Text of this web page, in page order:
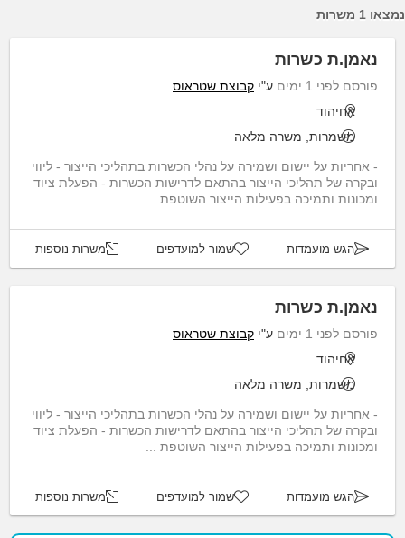
נמצאו 1 משרות
נאמן.ת כשרות
פורסם לפני 1 ימים ע"י קבוצת שטראוס
אחיהוד
משמרות, משרה מלאה
- אחריות על יישום ושמירה על נהלי הכשרות בתהליכי הייצור - ליווי
ובקרה של תהליכי הייצור בהתאם לדרישות הכשרות - הפעלת ציוד
ומכונות ותמיכה בפעילות הייצור השוטפת ...
הגש מועמדות שמור למועדפים משרות נוספות
נאמן.ת כשרות
פורסם לפני 1 ימים ע"י קבוצת שטראוס
אחיהוד
משמרות, משרה מלאה
- אחריות על יישום ושמירה על נהלי הכשרות בתהליכי הייצור - ליווי
ובקרה של תהליכי הייצור בהתאם לדרישות הכשרות - הפעלת ציוד
ומכונות ותמיכה בפעילות הייצור השוטפת ...
הגש מועמדות שמור למועדפים משרות נוספות